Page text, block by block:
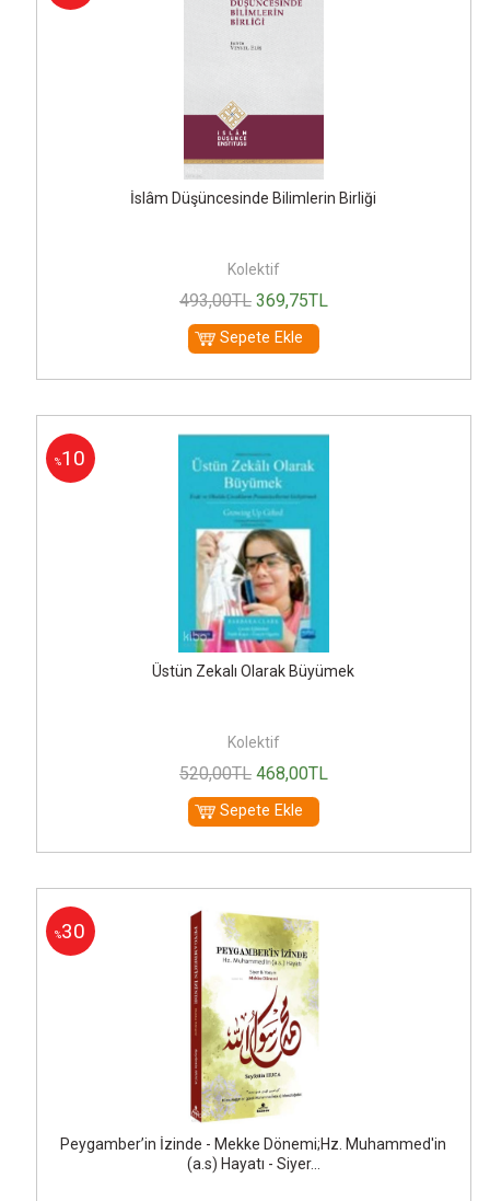
İslâm Düşüncesinde Bilimlerin Birliği
Kolektif
493,00TL 369,75TL
Sepete Ekle
%10
Üstün Zekalı Olarak Büyümek
Kolektif
520,00TL 468,00TL
Sepete Ekle
%30
Peygamber’in İzinde - Mekke Dönemi;Hz. Muhammed'in
(a.s) Hayatı - Siyer...